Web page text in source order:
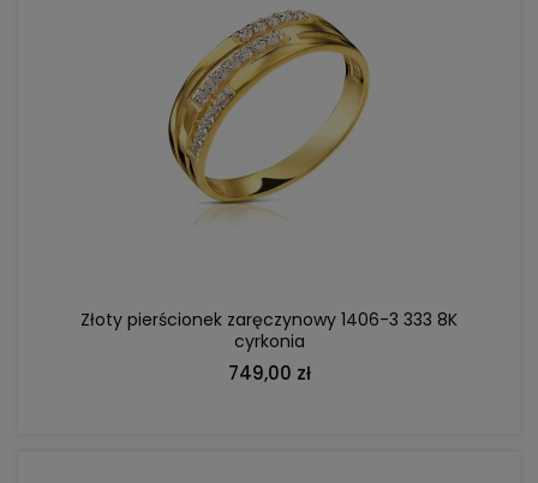
Złoty pierścionek zaręczynowy 1406-3 333 8K
cyrkonia
749,00 zł
DO KOSZYKA